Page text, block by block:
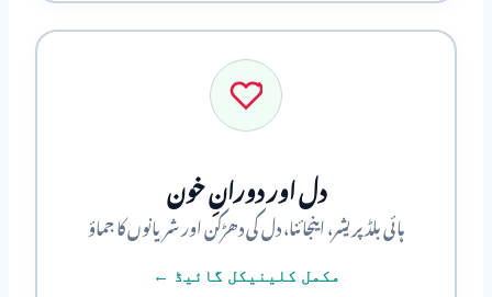
دل اور دورانِ خون
ہائی بلڈ پریشر، اینجائنا، دل کی دھڑکن اور شریانوں کا جماؤ
مکمل کلینیکل گائیڈ ←